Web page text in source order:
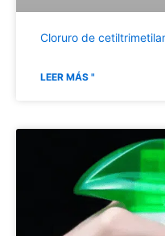
Cloruro de
LEER MÁS "